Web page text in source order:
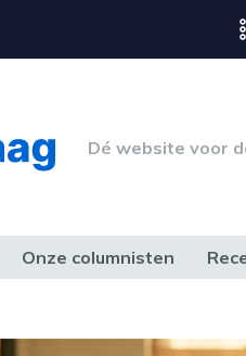
Dé website voor
Onze columnisten